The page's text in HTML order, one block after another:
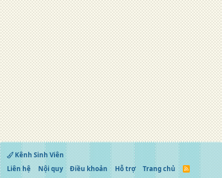
Kênh Sinh Viên
Liên hệ
Nội quy Điều khoản Hỗ trợ Trang chủ
R